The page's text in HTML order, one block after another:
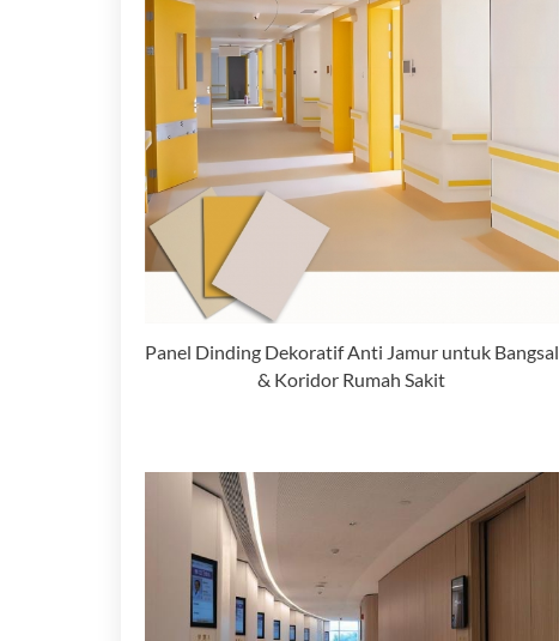
Panel Dinding Dekoratif Anti Jamur untuk Bangsal
& Koridor Rumah Sakit